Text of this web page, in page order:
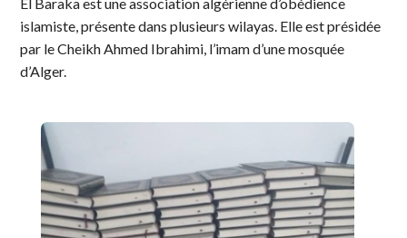
islamiste, présente dans plusieurs wilayas. Elle est présidée
par le Cheikh Ahmed Ibrahimi, l’imam d’une mosquée
d’Alger.